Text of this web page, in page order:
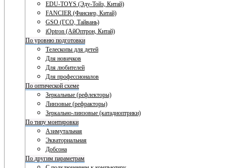
EDU-TOYS (Эду-Тойз, Китай)
FANCIER (Фансиер, Китай)
GSO (ГСО, Тайвань)
iOptron (АйОптрон, Китай)
По уровню подготовки
Телескопы для детей
Для новичков
Для любителей
Для профессионалов
По оптической схеме
Зеркальные (рефлекторы)
Линзовые (рефракторы)
Зеркально-линзовые (катадиоптрики)
По типу монтировки
Азимутальная
Экваториальная
Добсона
По другим параметрам